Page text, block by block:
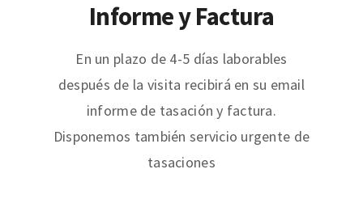
Informe y Factura
En un plazo de 4-5 días laborables
después de la visita recibirá en su email
informe de tasación y factura.
Disponemos también servicio urgente de
tasaciones